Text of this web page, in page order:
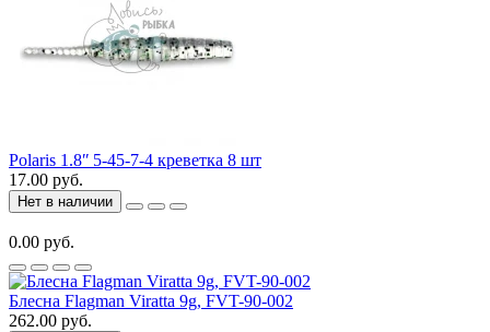
Polaris 1.8ʺ 5-45-7-4 креветка 8 шт
17.00 руб.
Нет в наличии
0.00 руб.
Блесна Flagman Viratta 9g, FVT-90-002
262.00 руб.